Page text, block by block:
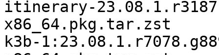
itinerary-
x86_64.pkg.tar.zst
k3b-